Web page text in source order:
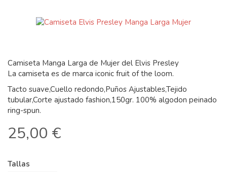
Camiseta Manga Larga de Mujer del Elvis Presley
La camiseta es de marca iconic fruit of the loom.
Tacto suave,Cuello redondo,Puños Ajustables,Tejido
tubular,Corte ajustado fashion,150gr. 100% algodon peinado
ring-spun.
25,00 €
Tallas